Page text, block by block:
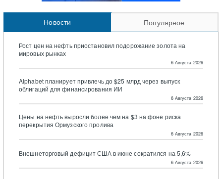
Новости Популярное
Рост цен на нефть приостановил подорожание золота на
мировых рынках
6 Августа 2026
Alphabet планирует привлечь до $25 млрд через выпуск
облигаций для финансирования ИИ
6 Августа 2026
Цены на нефть выросли более чем на $3 на фоне риска
перекрытия Ормузского пролива
6 Августа 2026
Внешнеторговый дефицит США в июне сократился на 5,6%
6 Августа 2026